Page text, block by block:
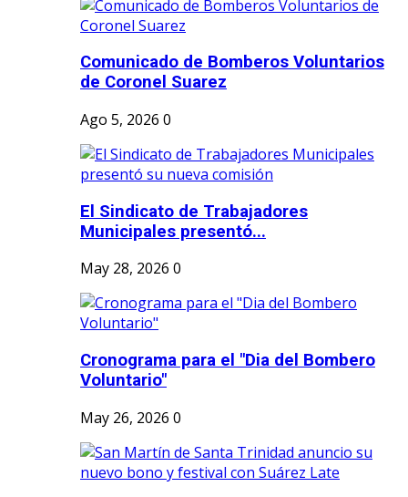
Comunicado de Bomberos Voluntarios
de Coronel Suarez
Ago 5, 2026 0
El Sindicato de Trabajadores
Municipales presentó...
May 28, 2026 0
Cronograma para el "Dia del Bombero
Voluntario"
May 26, 2026 0